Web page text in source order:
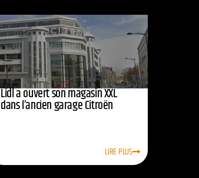
Lidl a ouvert son magasin XXL
dans l’ancien garage Citroën
LIRE PLUS